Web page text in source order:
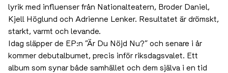
lyrik med influenser från Nationalteatern, Broder Daniel,
Kjell Höglund och Adrienne Lenker. Resultatet är drömskt,
starkt, varmt och levande.
Idag släpper de EP:n ”Är Du Nöjd Nu?” och senare i år
kommer debutalbumet, precis inför riksdagsvalet. Ett
album som synar både samhället och dem själva i en tid